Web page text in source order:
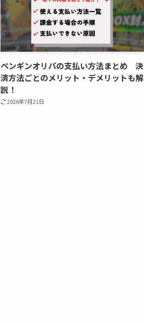
ペンギンオリパの支払い方法まとめ 決
済方法ごとのメリット・デメリットも解
説！
2026年7月21日